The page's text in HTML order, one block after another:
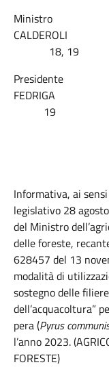
Ministro
18, 19
Presidente
19
Informativa, ai
legislativo 28
del Ministro
delle foreste,
628457 del 13
modalità di
sostegno delle
dell’acquacoltura”
pera (Pyrus
l’anno 2023.
FORESTE)